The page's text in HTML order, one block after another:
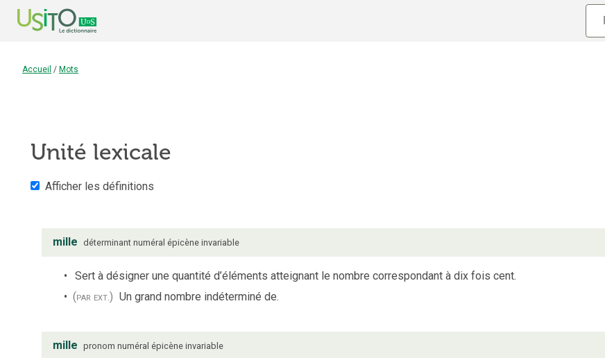
Accueil / Mots
Unité lexicale
Afficher les définitions
mille déterminant numéral épicène invariable
Sert à désigner une quantité d’éléments atteignant le nombre correspondant à dix fois cent.
(par ext.) Un grand nombre indéterminé de.
mille pronom numéral épicène invariable